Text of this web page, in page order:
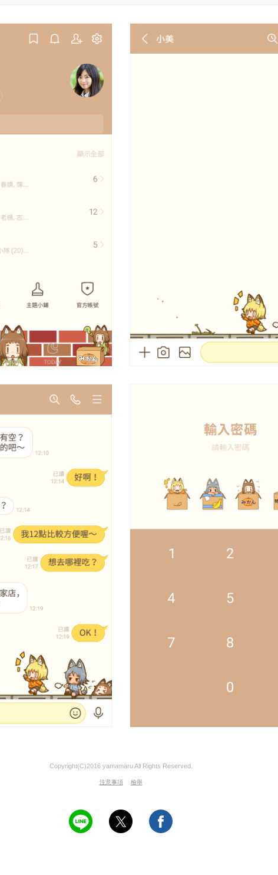
Copyright(C)2016 yamamaru All Rights Reserved.
注意事項 檢舉